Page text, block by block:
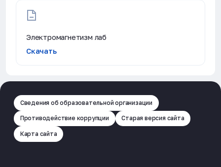
Электромагнетизм лаб
Скачать
Сведения об образовательной организации
Противодействие коррупции Старая версия сайта
Карта сайта